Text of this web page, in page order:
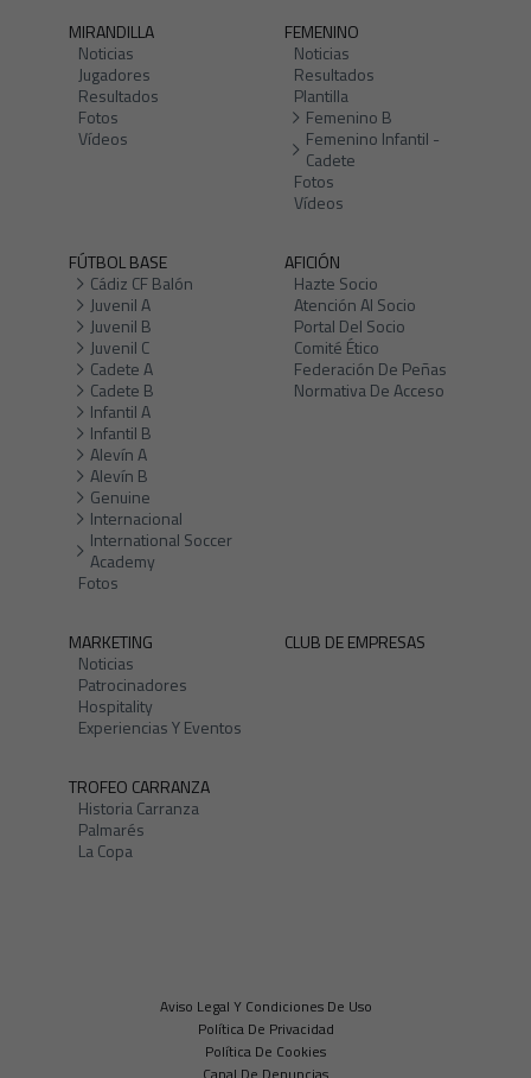
MIRANDILLA
Noticias
Jugadores
Resultados
Fotos
Vídeos
FEMENINO
Noticias
Resultados
Plantilla
Femenino B
Femenino Infantil -
Cadete
Fotos
Vídeos
FÚTBOL BASE
Cádiz CF Balón
Juvenil A
Juvenil B
Juvenil C
Cadete A
Cadete B
Infantil A
Infantil B
Alevín A
Alevín B
Genuine
Internacional
International Soccer
Academy
Fotos
AFICIÓN
Hazte Socio
Atención Al Socio
Portal Del Socio
Comité Ético
Federación De Peñas
Normativa De Acceso
MARKETING
Noticias
Patrocinadores
Hospitality
Experiencias Y Eventos
CLUB DE EMPRESAS
TROFEO CARRANZA
Historia Carranza
Palmarés
La Copa
Aviso Legal Y Condiciones De Uso
Política De Privacidad
Política De Cookies